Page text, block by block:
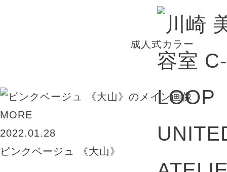
BLOG
成人式カラー
MORE
2022.01.28
ピンクベージュ 《大山》